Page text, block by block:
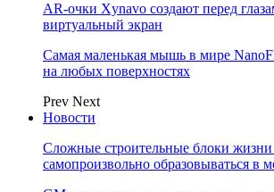
AR-очки Xynavo создают перед
виртуальный экран
Самая маленькая мышь в мире
на любых поверхностях
Prev Next
Новости
Сложные строительные блоки жизни
самопроизвольно образовываться в